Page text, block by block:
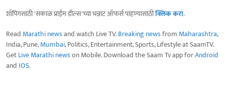
शॉपिंगसाठी 'सकाळ प्राईम डील्स'च्या भन्नाट ऑफर्स पाहण्यासाठीक्लिक करा.
Read Marathi newsand watch Live TV.Breaking newsfrom Maharashtra,
India, Pune,Mumbai, Politics, Entertainment, Sports, Lifestyle at SaamTV.
GetLive Marathi newson Mobile. Download the Saam Tv app forAndroid
and IOS.